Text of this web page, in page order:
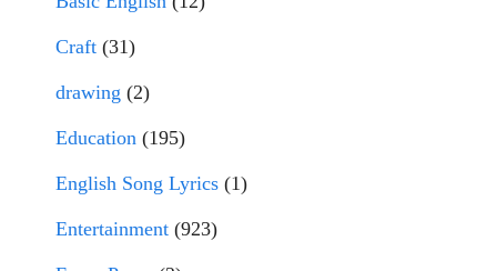
Craft (31)
drawing (2)
Education (195)
English Song Lyrics (1)
Entertainment (923)